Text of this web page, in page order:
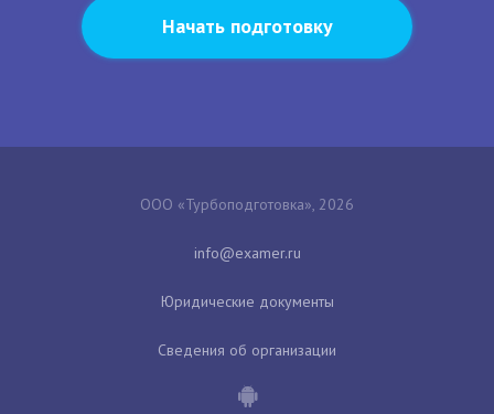
Начать подготовку
ООО «Турбоподготовка», 2026
Юридические документы
Сведения об организации